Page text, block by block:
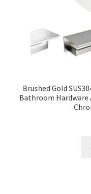
Brushed Gold
Bathroom Hardware